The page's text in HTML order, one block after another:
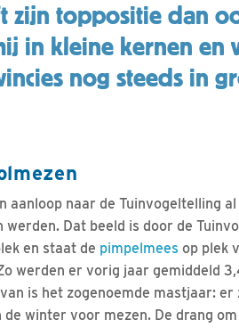
zijn toppositie dan
in kleine kernen en
nog steeds in
aanloop naar de Tuinvogeltelling
werden. Dat beeld is door de
en staat de pimpelmees op plek
werden er vorig jaar gemiddeld
is het zogenoemde mastjaar:
winter voor mezen. De drang